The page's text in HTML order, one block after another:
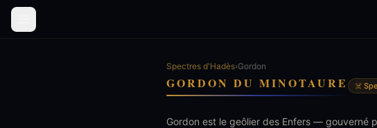
Spectres d'Hadès›Gordon
GORDON DU MINOTAURE ☠️
Gordon est le geôlier des Enfers — gouverné